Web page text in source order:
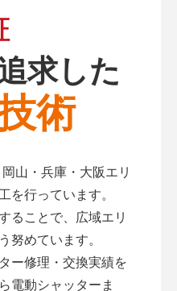
求した
術
山・兵庫・大阪エリ
を行っています。
ることで、広域エリ
努めています。
ー修理・交換実績を
電動シャッターま